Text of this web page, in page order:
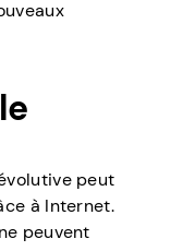
peut
à Internet.
peuvent